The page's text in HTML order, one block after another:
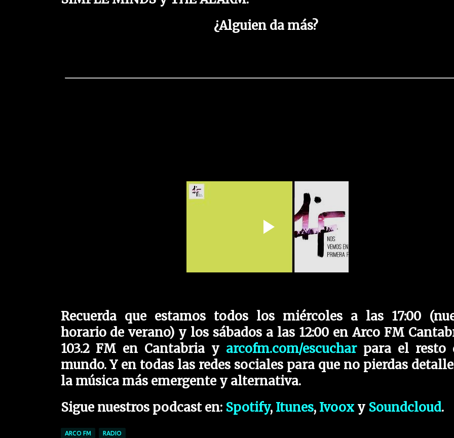
¿Alguien da más?
Recuerda que estamos todos los miércoles a las 17:00
horario de verano) y los sábados a las 12:00 en Arco FM
103.2 FM en Cantabria y arcofm.com/escucharpara el resto
mundo. Y en todas las redes sociales para que no pierdas
la música más emergente y alternativa.
Sigue nuestros podcast en: Spotify, Itunes, Ivooxy Soundcloud.
ARCO FM RADIO